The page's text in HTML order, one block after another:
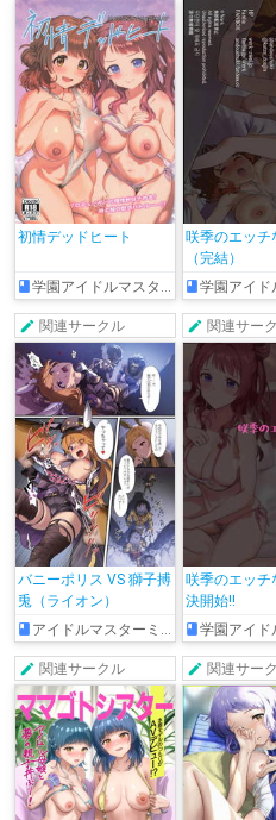
初情デッドヒート
学園アイドルマスター
咲季のエッチ
（完結）
学園アイド
関連サークル
バニーポリス VS 獅子搏
兎（ライオン）
アイドルマスターミリオンライブ!
関連サー
咲季のエッチ
決開始!!
学園アイド
関連サークル 関連サー